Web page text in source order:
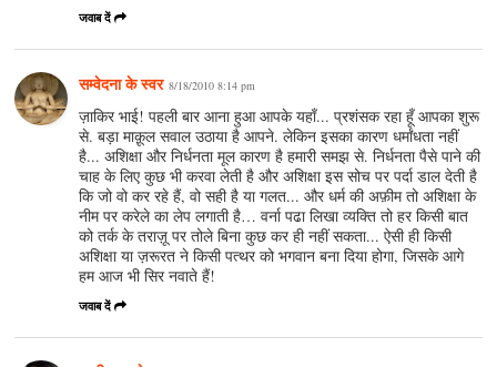
जवाब दें
सम्वेदना के स्वर 8/18/2010 8:14 pm
ज़ाकिर भाई! पहली बार आना हुआ आपके यहाँ... प्रशंसक रहा हूँ आपका शुरू
से. बड़ा माक़ूल सवाल उठाया है आपने. लेकिन इसका कारण धर्मांधता नहीं
है... अशिक्षा और निर्धनता मूल कारण है हमारी समझ से. निर्धनता पैसे पाने की
चाह के लिए कुछ भी करवा लेती है और अशिक्षा इस सोच पर पर्दा डाल देती है
कि जो वो कर रहे हैं, वो सही है या गलत... और धर्म की अफ़ीम तो अशिक्षा के
नीम पर करेले का लेप लगाती है… वर्ना पढा लिखा व्यक्ति तो हर किसी बात
को तर्क के तराज़ू पर तोले बिना कुछ कर ही नहीं सकता... ऐसी ही किसी
अशिक्षा या ज़रूरत ने किसी पत्थर को भगवान बना दिया होगा, जिसके आगे
हम आज भी सिर नवाते हैं!
जवाब दें